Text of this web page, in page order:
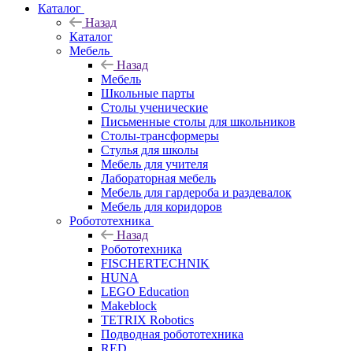
Каталог
Назад
Каталог
Мебель
Назад
Мебель
Школьные парты
Столы ученические
Письменные столы для школьников
Столы-трансформеры
Стулья для школы
Мебель для учителя
Лабораторная мебель
Мебель для гардероба и раздевалок
Мебель для коридоров
Робототехника
Назад
Робототехника
FISCHERTECHNIK
HUNA
LEGO Education
Makeblock
TETRIX Robotics
Подводная робототехника
RED